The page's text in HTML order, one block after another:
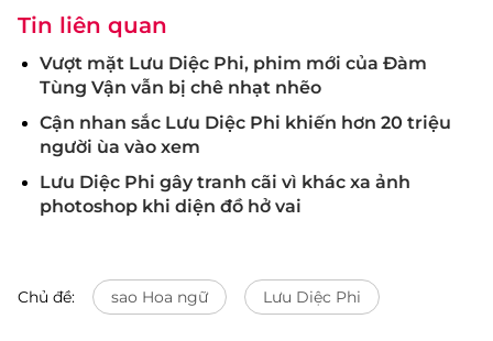
Tin liên quan
Vượt mặt Lưu Diệc Phi, phim mới của Đàm
Tùng Vận vẫn bị chê nhạt nhẽo
Cận nhan sắc Lưu Diệc Phi khiến hơn 20 triệu
người ùa vào xem
Lưu Diệc Phi gây tranh cãi vì khác xa ảnh
photoshop khi diện đồ hở vai
Chủ đề: sao Hoa ngữ Lưu Diệc Phi